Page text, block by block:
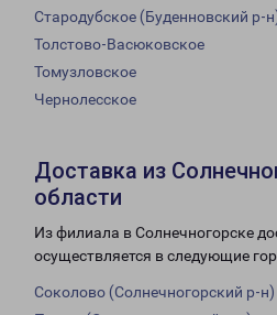
Стародубское (Буденновский р-
Толстово-Васюковское
Томузловское
Чернолесское
Доставка из
области
Из филиала в Солнечногорске
осуществляется в следующие
Соколово (Солнечногорский р-н)